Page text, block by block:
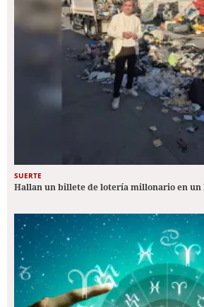
SUERTE
Hallan un billete de lotería millonario en